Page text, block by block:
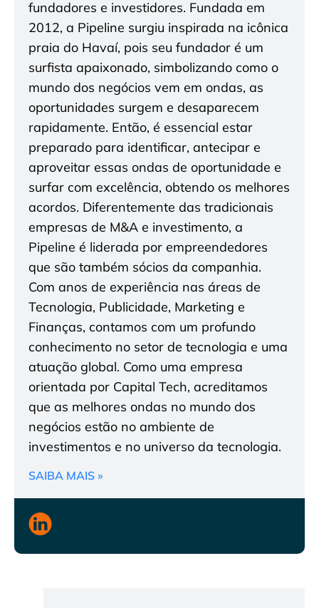
fundadores e investidores. Fundada em
2012, a Pipeline surgiu inspirada na icônica
praia do Havaí, pois seu fundador é um
surfista apaixonado, simbolizando como o
mundo dos negócios vem em ondas, as
oportunidades surgem e desaparecem
rapidamente. Então, é essencial estar
preparado para identificar, antecipar e
aproveitar essas ondas de oportunidade e
surfar com excelência, obtendo os melhores
acordos. Diferentemente das tradicionais
empresas de M&A e investimento, a
Pipeline é liderada por empreendedores
que são também sócios da companhia.
Com anos de experiência nas áreas de
Tecnologia, Publicidade, Marketing e
Finanças, contamos com um profundo
conhecimento no setor de tecnologia e uma
atuação global. Como uma empresa
orientada por Capital Tech, acreditamos
que as melhores ondas no mundo dos
negócios estão no ambiente de
investimentos e no universo da tecnologia.
SAIBA MAIS »